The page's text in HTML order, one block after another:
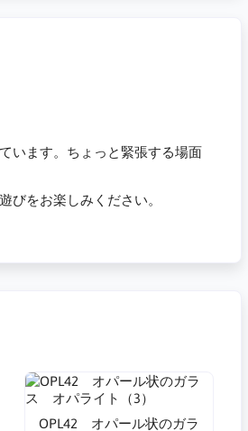
います。ちょっと緊張する場面
びをお楽しみください。
OPL42 オパール状のガラ